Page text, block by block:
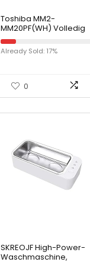
Toshiba MM2-
MM20PF(WH) Volledig
functionele magnetron
met 5 standen,
eenvoudig ontdooien,
Already Sold: 17%
0
SKREOJF High-Power-
Waschmaschine,